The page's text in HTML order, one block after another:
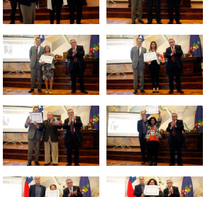
Zoom Zoom
Zoom Zoom
Zoom Zoom